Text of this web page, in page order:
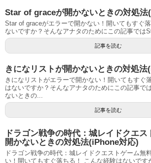
Star of graceが開かないときの対処法
Star of graceがエラーで開かない！開いてもすぐ
ないですか？そんなアナタのためにこの記事では
記事を読む
きになリストが開かないときの対処
きになリストがエラーで開かない！開いてもすぐ
はないですか？そんなアナタのためにこの記事で
ないときの...
記事を読む
ドラゴン戦争の時代：城レイドクエ
開かないときの対処法(iPhone対応)
ドラゴン戦争の時代：城レイドクエストゲーム無
い！開いてもすぐ落ちる！ こんな経験はないです